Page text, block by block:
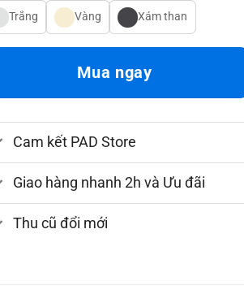
Trắng Vàng Xám than
Mua ngay
Cam kết PAD Store
Giao hàng nhanh 2h và Ưu đãi
Thu cũ đổi mới